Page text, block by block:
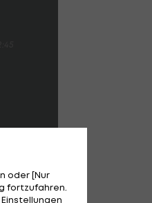
oder [Nur
fortzufahren.